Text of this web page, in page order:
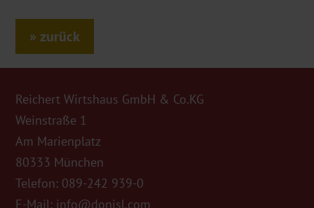
zurück
Reichert Wirtshaus GmbH & Co.KG
Weinstraße 1
Am Marienplatz
80333 München
Telefon: 089-242 939-0
E-Mail: info@donisl.com